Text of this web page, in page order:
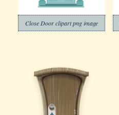
Close Door clipart png image